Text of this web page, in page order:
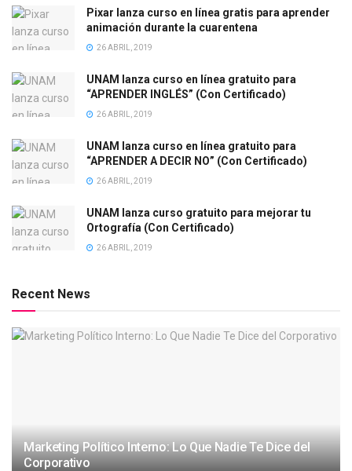
Pixar lanza curso en línea gratis para aprender
animación durante la cuarentena
26 ABRIL, 2019
UNAM lanza curso en línea gratuito para
“APRENDER INGLÉS” (Con Certificado)
26 ABRIL, 2019
UNAM lanza curso en línea gratuito para
“APRENDER A DECIR NO” (Con Certificado)
26 ABRIL, 2019
UNAM lanza curso gratuito para mejorar tu
Ortografía (Con Certificado)
26 ABRIL, 2019
Recent News
Marketing Político Interno: Lo Que Nadie Te Dice del
Corporativo